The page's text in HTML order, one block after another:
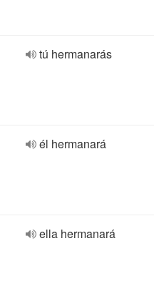
tú hermanarás
él hermanará
ella hermanará